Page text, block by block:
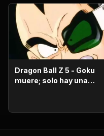
Dragon Ball Z 5 - Goku
muere; solo hay una